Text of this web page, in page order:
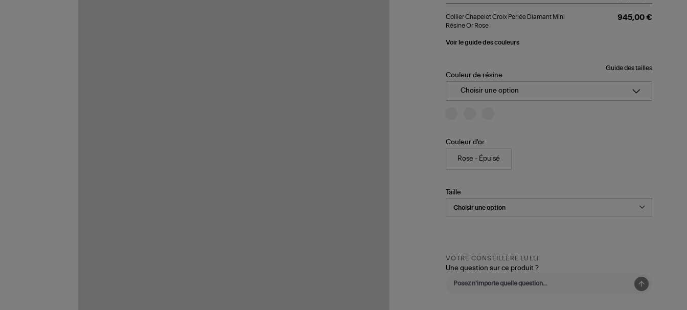
Chapelet
Croix
Diamant
Rose
Collier Chapelet Croix Perlée Diamant Mini
Résine Or Rose
945,00 €
Voir le guide des couleurs
Guide des tailles
Couleur de résine
Choisir une option
Couleur d'or
Rose - Épuisé
Taille
VOTRE CONSEILLÈRE LULLI
Une question sur ce produit ?